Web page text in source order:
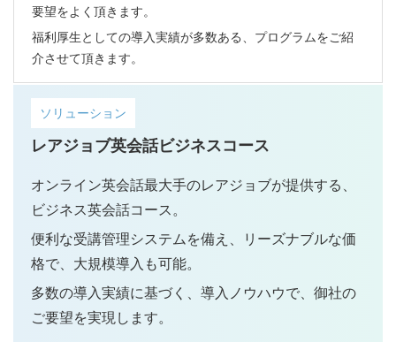
要望をよく頂きます。
福利厚生としての導入実績が多数ある、プログラムをご紹
介させて頂きます。
ソリューション
レアジョブ英会話ビジネスコース
オンライン英会話最大手のレアジョブが提供する、
ビジネス英会話コース。
便利な受講管理システムを備え、リーズナブルな価
格で、大規模導入も可能。
多数の導入実績に基づく、導入ノウハウで、御社の
ご要望を実現します。